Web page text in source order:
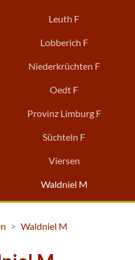
Leuth F
Lobberich F
Niederkrüchten F
Oedt F
Provinz Limburg F
Süchteln F
Viersen
Waldniel M
Waldniel M